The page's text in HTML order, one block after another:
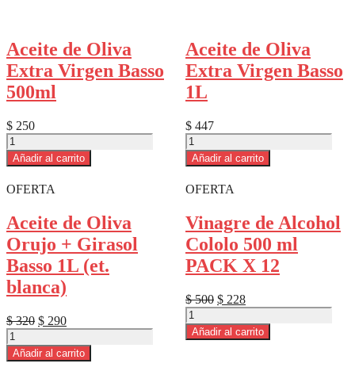
Aceite de Oliva
Extra Virgen Basso
500ml
$ 250
Aceite
de
Oliva
Extra
Virgen
500ml
cantidad
Añadir al carrito
Aceite de Oliva
Extra Virgen Basso
1L
$ 447
Aceite
de
Oliva
Extra
Virgen
1L
cantidad
Añadir al carrito
OFERTA
Aceite de Oliva
Orujo + Girasol
Basso 1L (et.
blanca)
$320 El
original
era:
$ 290El
actual
es:
Aceite
de
Oliva
Añadir al carrito
OFERTA
Vinagre de Alcohol
Cololo 500 ml
PACK X 12
$500 El
original
era:
$ 228El
actual
es:
Vinagre
de
Alcohol
Añadir al carrito